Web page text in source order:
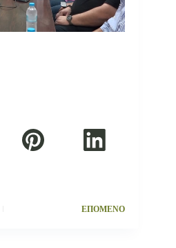
ΕΠΟΜΕΝΟ